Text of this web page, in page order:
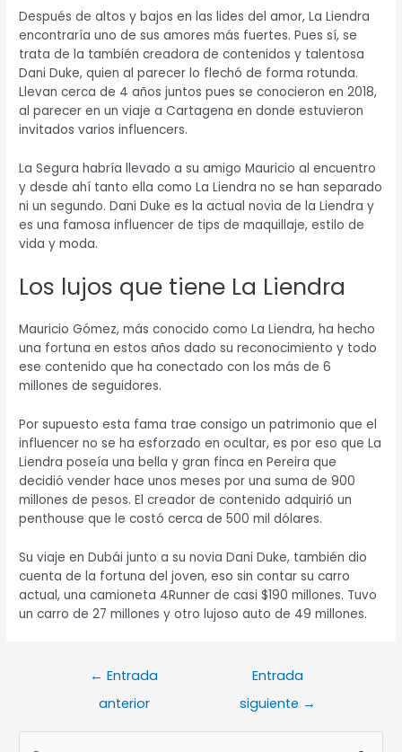
Después de altos y bajos en las lides del amor, La Liendra
encontraría uno de sus amores más fuertes. Pues sí, se
trata de la también creadora de contenidos y talentosa
Dani Duke, quien al parecer lo flechó de forma rotunda.
Llevan cerca de 4 años juntos pues se conocieron en 2018,
al parecer en un viaje a Cartagena en donde estuvieron
invitados varios influencers.
La Segura habría llevado a su amigo Mauricio al encuentro
y desde ahí tanto ella como La Liendra no se han separado
ni un segundo. Dani Duke es la actual novia de la Liendra y
es una famosa influencer de tips de maquillaje, estilo de
vida y moda.
Los lujos que tiene La Liendra
Mauricio Gómez, más conocido como La Liendra, ha hecho
una fortuna en estos años dado su reconocimiento y todo
ese contenido que ha conectado con los más de 6
millones de seguidores.
Por supuesto esta fama trae consigo un patrimonio que el
influencer no se ha esforzado en ocultar, es por eso que La
Liendra poseía una bella y gran finca en Pereira que
decidió vender hace unos meses por una suma de 900
millones de pesos. El creador de contenido adquirió un
penthouse que le costó cerca de 500 mil dólares.
Su viaje en Dubái junto a su novia Dani Duke, también dio
cuenta de la fortuna del joven, eso sin contar su carro
actual, una camioneta 4Runner de casi $190 millones. Tuvo
un carro de 27 millones y otro lujoso auto de 49 millones.
← Entrada
anterior
Entrada
siguiente →